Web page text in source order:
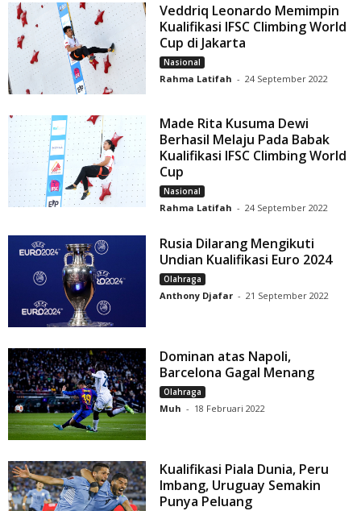
Veddriq Leonardo Memimpin
Kualifikasi IFSC Climbing World
Cup di Jakarta
Nasional
Rahma Latifah - 24 September 2022
Made Rita Kusuma Dewi
Berhasil Melaju Pada Babak
Kualifikasi IFSC Climbing World
Cup
Nasional
Rahma Latifah - 24 September 2022
Rusia Dilarang Mengikuti
Undian Kualifikasi Euro 2024
Olahraga
Anthony Djafar - 21 September 2022
Dominan atas Napoli,
Barcelona Gagal Menang
Olahraga
Muh - 18 Februari 2022
Kualifikasi Piala Dunia, Peru
Imbang, Uruguay Semakin
Punya Peluang